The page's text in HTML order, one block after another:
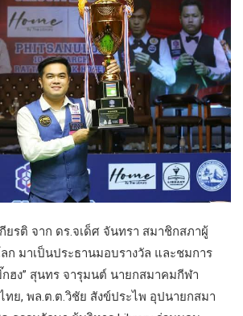
ยรติ จาก ดร.จเด็ศ จันทรา สมาชิกสภาผู้
มาเป็นประธานมอบรางวัล และชมการ
ฮง” สุนทร จารุมนต์ นายกสมาคมกีฬา
ทย, พล.ต.ต.วิชัย สังข์ประไพ อุปนายกสมา